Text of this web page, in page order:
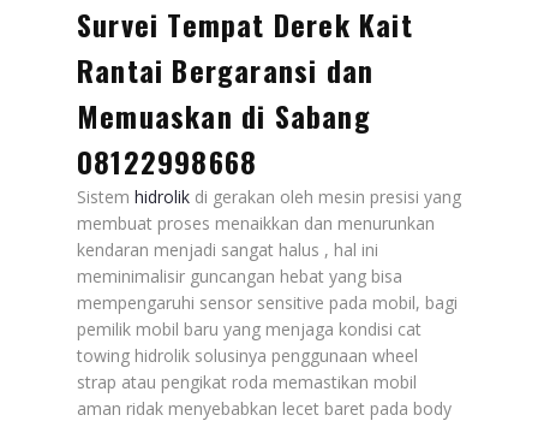
Survei Tempat Derek Kait
Rantai Bergaransi dan
Memuaskan di Sabang
08122998668
Sistem hidrolik di gerakan oleh mesin presisi yang
membuat proses menaikkan dan menurunkan
kendaran menjadi sangat halus , hal ini
meminimalisir guncangan hebat yang bisa
mempengaruhi sensor sensitive pada mobil, bagi
pemilik mobil baru yang menjaga kondisi cat
towing hidrolik solusinya penggunaan wheel
strap atau pengikat roda memastikan mobil
aman ridak menyebabkan lecet baret pada body